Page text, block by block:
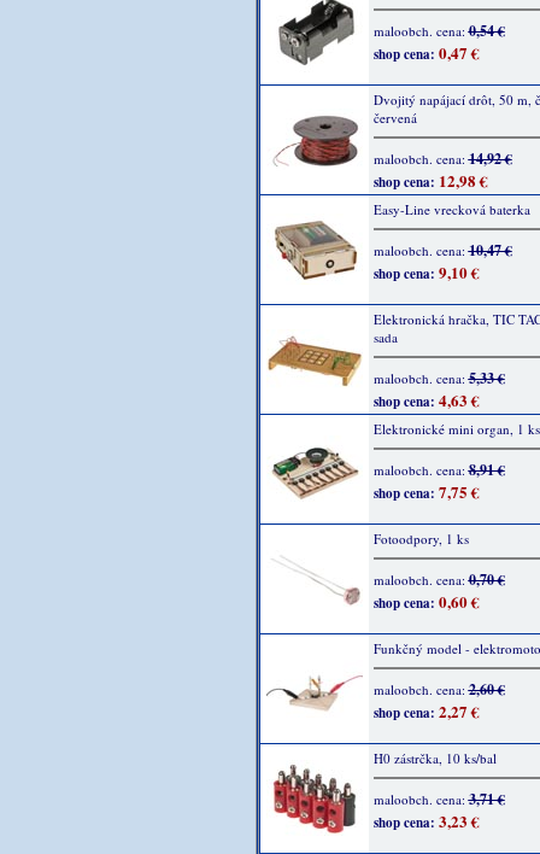
maloobch. cena:0,54 €
shop cena: 0,47 €
Dvojitý napájací drôt, 50 m,
červená
maloobch. cena:14,92 €
shop cena: 12,98 €
Easy-Line vrecková baterka
maloobch. cena:10,47 €
shop cena: 9,10 €
Elektronická hračka, TIC
sada
maloobch. cena:5,33 €
shop cena: 4,63 €
Elektronické mini organ, 1 ks
maloobch. cena:8,91 €
shop cena: 7,75 €
Fotoodpory, 1 ks
maloobch. cena:0,70 €
shop cena: 0,60 €
Funkčný model -
maloobch. cena:2,60 €
shop cena: 2,27 €
H0 zástrčka, 10 ks/bal
maloobch. cena:3,71 €
shop cena: 3,23 €